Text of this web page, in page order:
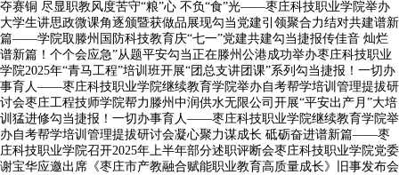
夺赛铜 尽显职教风度苦守“粮”心 不负“食”光——枣庄科技职业学院举办
大学生讲思政微课角逐颁暨获做品展现勾当党建引领聚合力结对共建谱新
篇——学院取滕州国防科技教育庆“七一”党建共建勾当捷报传佳音 灿烂
谱新篇！个个会应急”从题平安勾当正在滕州公港成功举办枣庄科技职业
学院2025年“青马工程”培训班开展“团总支讲团课”系列勾当捷报！一切办
事育人——枣庄科技职业学院继续教育学院举办自考帮学培训管理提拔研
讨会枣庄工程技师学院帮力滕州中润供水无限公司开展“平安出产月”大培
训猛进修勾当捷报！一切办事育人——枣庄科技职业学院继续教育学院举
办自考帮学培训管理提拔研讨会凝心聚力谋成长 砥砺奋进谱新篇——枣
庄科技职业学院召开2025年上半年部分述职评断会枣庄科技职业学院党委
谢宝华应邀出席《枣庄市产教融合赋能职业教育高质量成长》旧事发布会